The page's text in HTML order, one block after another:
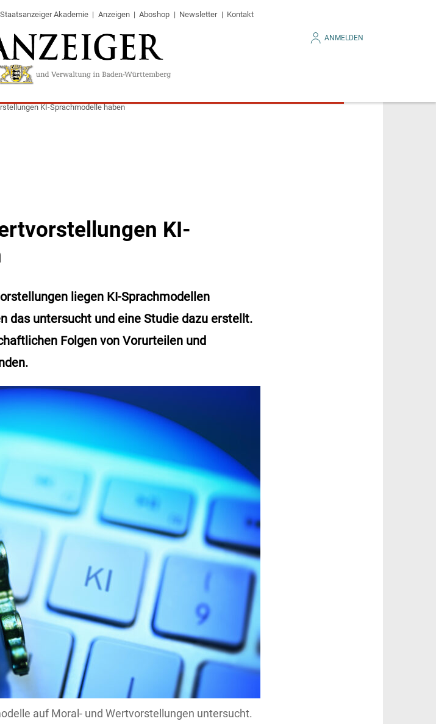
Staatsanzeiger Akademie Anzeigen Aboshop Newsletter Kontakt
ANMELDEN
KI-Sprachmodelle haben
KI-
liegen KI-Sprachmodellen
das untersucht und eine Studie dazu erstellt.
Folgen von Vorurteilen und
auf Moral- und Wertvorstellungen untersucht.